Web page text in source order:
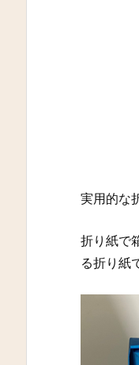
実用的な
折り紙で
る折り紙